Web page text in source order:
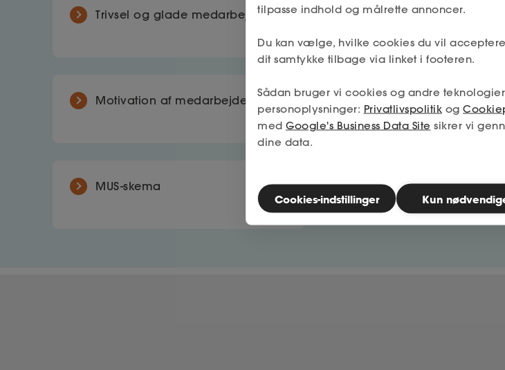
Trivsel og glade medarbejdere MUS-samtale som
Motivation af medarbejdere 1 til 1 samtale
MUS-skema
tilpasse indhold og målrette annoncer.
Du kan vælge, hvilke cookies du vil
dit samtykke tilbage via linket i footeren.
Sådan bruger vi cookies og andre
personoplysninger: Privatlivspolitik og
med Google's Business Data Site sikrer vi
dine data.
Cookies-indstillinger Kun